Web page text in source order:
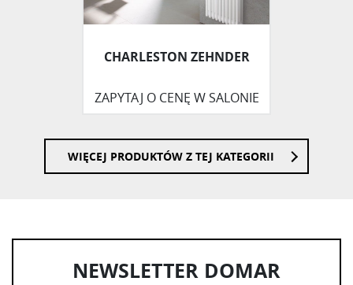
CHARLESTON ZEHNDER
ZAPYTAJ O CENĘ W SALONIE
WIĘCEJ PRODUKTÓW Z TEJ KATEGORII
NEWSLETTER DOMAR